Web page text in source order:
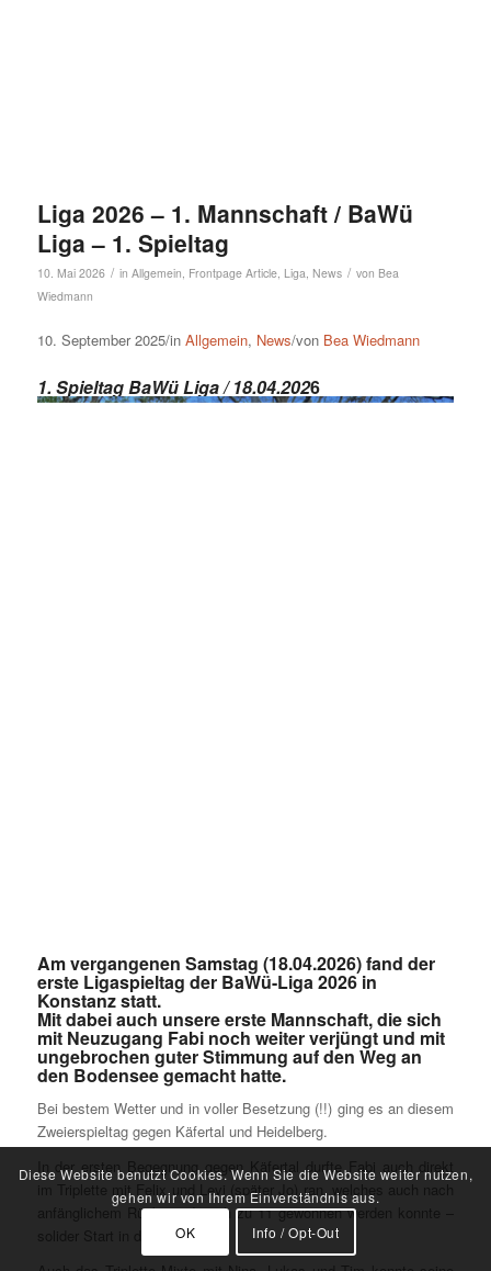
Liga 2026 – 1. Mannschaft / BaWü
Liga – 1. Spieltag
10. Mai 2026 / in Allgemein Frontpage Article, Liga News / von Bea
Wiedmann
10. September 2025/in Allgemein, News/von Bea Wiedmann
1. Spieltag BaWü Liga / 18.04.2026
Am vergangenen Samstag (18.04.2026) fand der
erste Ligaspieltag der BaWü-Liga 2026 in
Konstanz statt.
Mit dabei auch unsere erste Mannschaft, die sich
mit Neuzugang Fabi noch weiter verjüngt und mit
ungebrochen guter Stimmung auf den Weg an
den Bodensee gemacht hatte.
Bei bestem Wetter und in voller Besetzung (!!) ging es an diesem
Zweierspieltag gegen Käfertal und Heidelberg.
In der ersten Begegnung gegen Käfertal durfte Fabi auch direkt
im Triplette mit Felix und Levi (später Jo) ran, welches auch nach
anfänglichem Rückstand noch zu 11 gewonnen werden konnte –
solider Start in die Saison.
Diese Website benutzt Cookies. Wenn Sie die Website weiter nutzen,
gehen wir von Ihrem Einverständnis aus.
OK
Info / Opt-Out